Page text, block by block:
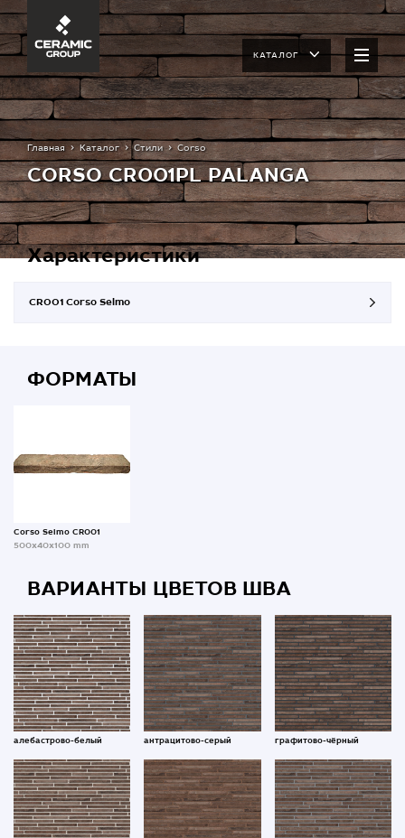
КАТАЛОГ
Главная Каталог Стили Corso
CORSO CR001PL PALANGA
Характеристики
CR001 Corso Selmo
ФОРМАТЫ
Corso Selmo CR001
500x40x100 mm
ВАРИАНТЫ ЦВЕТОВ ШВА
алебастрово-белый антрацитово-серый графитово-чёрный